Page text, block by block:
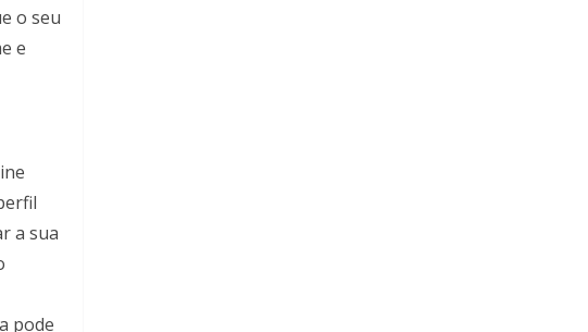
o seu
e
a sua
pode